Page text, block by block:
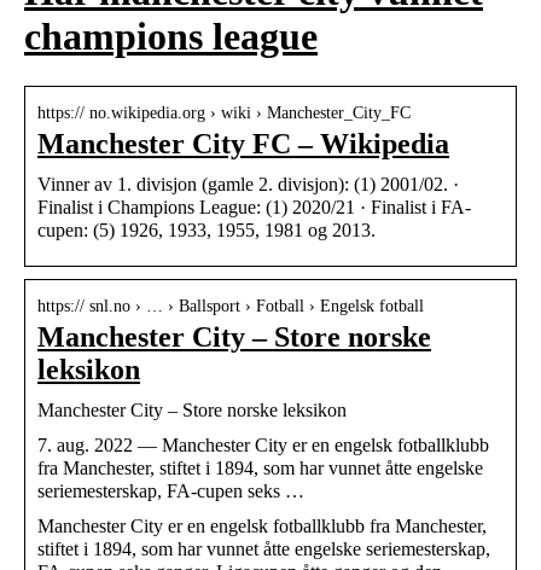
champions league
https:// no.wikipedia.org › wiki › Manchester_City_FC
Manchester City FC – Wikipedia
Vinner av 1. divisjon (gamle 2. divisjon): (1) 2001/02. ·
Finalist i Champions League: (1) 2020/21 · Finalist i FA-
cupen: (5) 1926, 1933, 1955, 1981 og 2013.
https:// snl.no › … › Ballsport › Fotball › Engelsk fotball
Manchester City – Store norske
leksikon
Manchester City – Store norske leksikon
7. aug. 2022 — Manchester City er en engelsk fotballklubb
fra Manchester, stiftet i 1894, som har vunnet åtte engelske
seriemesterskap, FA-cupen seks …
Manchester City er en engelsk fotballklubb fra Manchester,
stiftet i 1894, som har vunnet åtte engelske seriemesterskap,